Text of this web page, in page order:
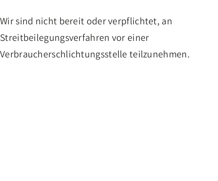
Wir sind nicht bereit oder verpflichtet, an
Streitbeilegungsverfahren vor einer
Verbraucherschlichtungsstelle teilzunehmen.